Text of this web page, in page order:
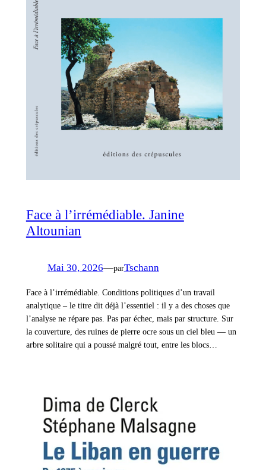
Face à l’irrémédiable. Janine
Altounian
Mai 30, 2026—parTschann
Face à l’irrémédiable. Conditions politiques d’un travail
analytique – le titre dit déjà l’essentiel : il y a des choses que
l’analyse ne répare pas. Pas par échec, mais par structure. Sur
la couverture, des ruines de pierre ocre sous un ciel bleu — un
arbre solitaire qui a poussé malgré tout, entre les blocs…